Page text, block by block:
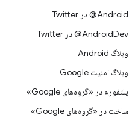
Android@ در Twitter
AndroidDev@ در Twitter
وبلاگ Android
وبلاگ امنیت Google
پلتفورم در «گروه‌های Google»
ساخت در «گروه‌های Google»